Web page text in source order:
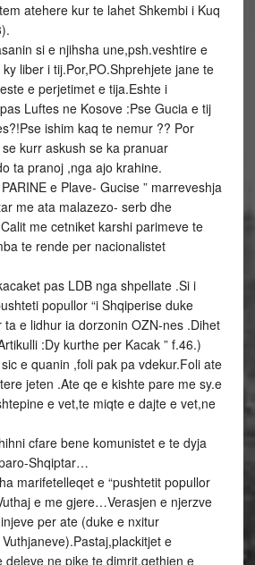
atehere kur te lahet Shkembi i Kuq
si e njihsha une,psh.veshtire e
liber i tij.Por,PO.Shprehjete jane te
e perjetimet e tija.Eshte i
Luftes ne Kosove :Pse Gucia e tij
ishim kaq te nemur ?? Por
kurr askush se ka pranuar
ta pranoj ,nga ajo krahine.
e Plave- Gucise ” marreveshja
me ata malazezo- serb dhe
me cetniket karshi parimeve te
te rende per nacionalistet
pas LDB nga shpellate .Si i
popullor “i Shqiperise duke
e lidhur ia dorzonin OZN-nes .Dihet
:Dy kurthe per Kacak ” f.46.)
e quanin ,foli pak pa vdekur.Foli ate
jeten .Ate qe e kishte pare me sy.e
e vet,te miqte e dajte e vet,ne
cfare bene komunistet e te dyja
Shqiptar…
marifetelleqet e “pushtetit popullor
e me gjere…Verasjen e njerzve
per ate (duke e nxitur
e
deleve ne pike te dimrit,qethjen e